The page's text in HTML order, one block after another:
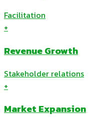
Facilitation
+
Revenue Growth
Stakeholder relations
+
Market Expansion